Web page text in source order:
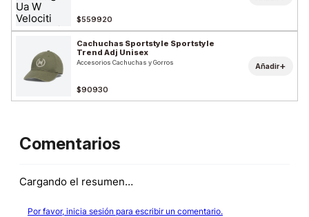
$559920
Cachuchas Sportstyle Sportstyle
Trend Adj Unisex
Accesorios Cachuchas y Gorros
$90930
Añadir+
Comentarios
Cargando el resumen…
Por favor, inicia sesión para escribir un comentario.